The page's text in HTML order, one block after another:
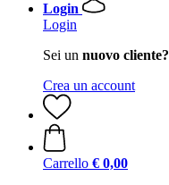
Login
Login
Sei un nuovo cliente?
Crea un account
Carrello € 0,00